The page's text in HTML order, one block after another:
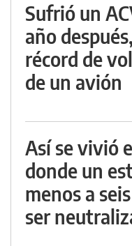
Sufrió un
año
récord de
de un avión
Así se vivió
donde un
menos a
ser